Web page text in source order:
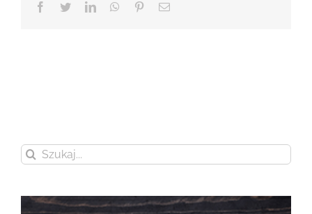
Facebook
TwitterLinkedInWhatsApp
PinterestEmail
Szukaj